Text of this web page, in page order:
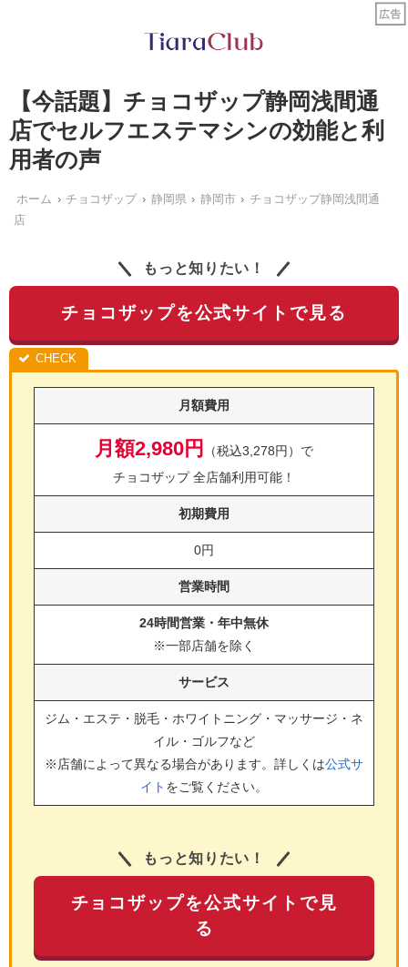
【今話題】チョコザップ静岡浅間通
店でセルフエステマシンの効能と利
用者の声
ホーム チョコザップ 静岡県 静岡市
チョコザップ静岡浅間通
店
もっと知りたい！
チョコザップを公式サイトで見る
月額費用
月額2,980円
（税込3,278円）で
チョコザップ 全店舗利用可能！
初期費用
0円
営業時間
24時間営業・年中無休
※一部店舗を除く
サービス
ジム・エステ・脱毛・ホワイトニング・マッサージ・ネ
イル・ゴルフなど
※店舗によって異なる場合があります。詳しくは公式サ
イト をご覧ください。
もっと知りたい！
チョコザップを公式サイトで見
る